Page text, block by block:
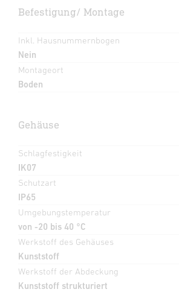
Befestigung/ Montage
Inkl. Hausnummernbogen
Nein
Montageort
Boden
Gehäuse
Schlagfestigkeit
IK07
Schutzart
IP65
Umgebungstemperatur
von -20 bis 40 °C
Werkstoff des Gehäuses
Kunststoff
Werkstoff der Abdeckung
Kunststoff strukturiert